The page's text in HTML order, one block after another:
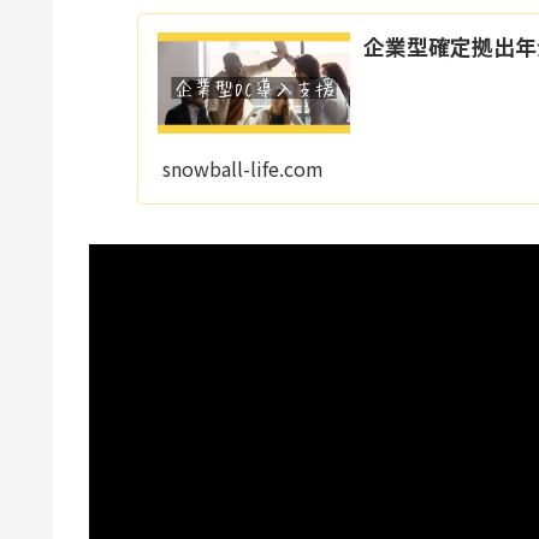
企業型確定拠出
snowball-life.com